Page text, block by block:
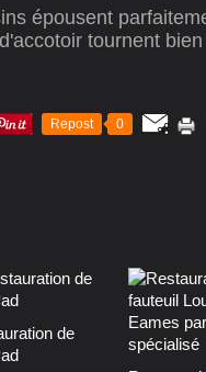
épousent
tournent
Repost 0
de